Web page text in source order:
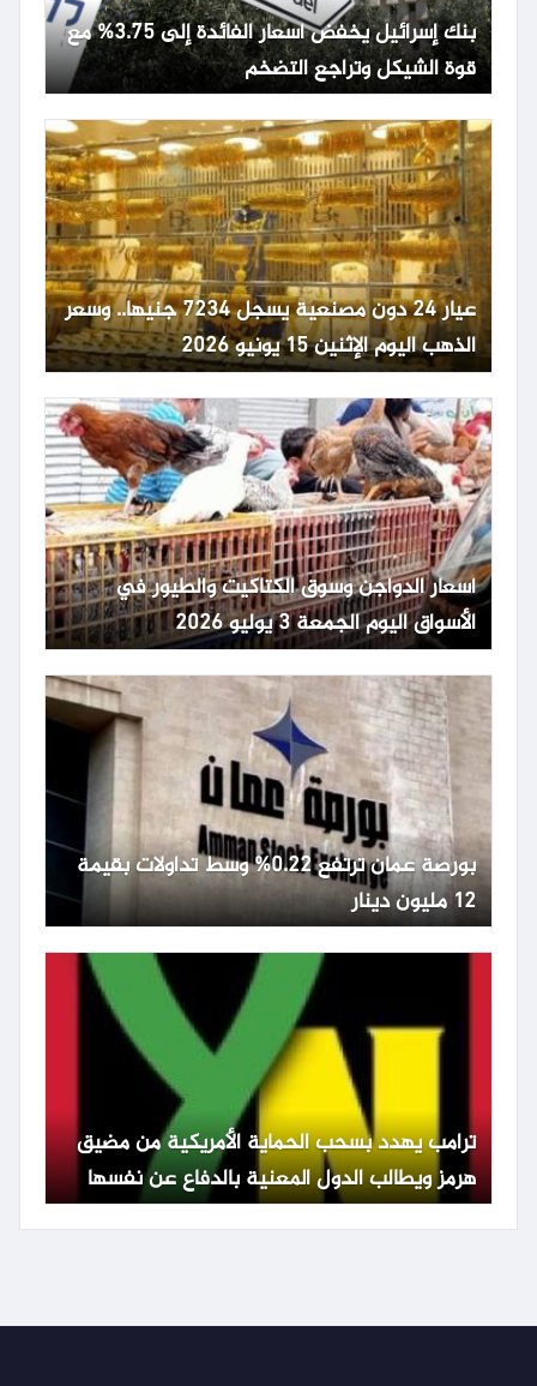
بنك إسرائيل يخفض أسعار الفائدة إلى 3.75% مع
قوة الشيكل وتراجع التضخم
عيار 24 دون مصنعية يسجل 7234 جنيها.. وسعر
الذهب اليوم الإثنين 15 يونيو 2026
أسعار الدواجن وسوق الكتاكيت والطيور في
الأسواق اليوم الجمعة 3 يوليو 2026
بورصة عمان ترتفع 0.22% وسط تداولات بقيمة
12 مليون دينار
ترامب يهدد بسحب الحماية الأمريكية من مضيق
هرمز ويطالب الدول المعنية بالدفاع عن نفسها